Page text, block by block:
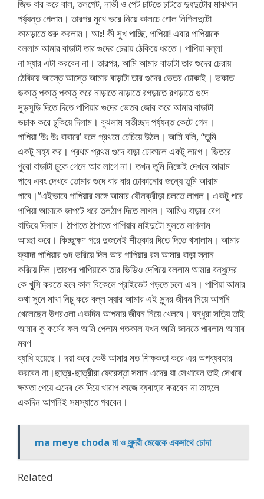
জিভ বার করে বাল, তলপেট, নাভী ও পেট চাটতে চাটতে দুধদুটোর মাঝখান
পর্য্যন্ত গেলাম। তারপর মুখে ভরে নিয়ে কালচে গোল নিপিলদুটো
কামড়াতে শুরু করলাম। আঃ! কী সুখ পাচ্ছি, পাপিয়া! এবার পাপিয়াকে
বললাম আমার বাড়াটা তার গুদের চেরায় ঠেকিয়ে ধরতে। পাপিয়া বল্লা
না স্যার এটা করবেন না। তারপর, আমি আমার বাড়াটা তার গুদের চেরায়
ঠেকিয়ে আস্তে আস্তে আমার বাড়াটা তার গুদের ভেতর ঢোকাই। ভকাত
ভকাত্ পকাত্ পকাত্ করে নাড়াতে নাড়াতে রগড়াতে রগড়াতে গুদে
সুড়সুড়ি দিতে দিতে পাপিয়ার গুদের ভেতর জোর করে আমার বাড়াটা
ভচাক করে ঢুকিয়ে দিলাম। বুঝলাম সতীচ্ছদ পর্য্যন্ত কেটে গেল।
পাপিয়া ‘উঃ উঃ বাবারে’ বলে প্রথমে চেচিয়ে উঠল। আমি বলি, “তুমি
একটু সহ্য কর। প্রথম প্রথম গুদে বাড়া ঢোকালে একটু লাগে। ভিতরে
পুরো বাড়াটা ঢুকে গেলে আর লাগে না। তখন তুমি নিজেই দেখবে আরাম
পাবে এবং দেখবে তোমার গুদে বার বার ঢোকানোর জন্যে তুমি আরাম
পাবে।”এইভাবে পাপিয়ার সঙ্গে আমার যৌনক্রীড়া চলতে লাগল। একটু পরে
পাপিয়া আমাকে জাপটে ধরে তলঠাপ দিতে লাগল। আমিও বাড়ার বেগ
বাড়িয়ে দিলাম। ঠাপাতে ঠাপাতে পাপিয়ার মাইদুটো মুলতে লাগলাম
আচ্ছা করে। কিচ্ছুক্ষণ পরে দুজনেই শীত্কার দিতে দিতে খসালাম। আমার
ফ্যাদা পাপিয়ার গুদ ভরিয়ে দিল আর পাপিয়ার রস আমার বাড়া স্নান
করিয়ে দিল।তারপর পাপিয়াকে তার ভিডিও দেখিয়ে বললাম আমার বন্ধুদের
কে খুসি করতে হবে কাল বিকেলে প্রাইভেট পড়তে চলে এস। পাপিয়া আমার
কথা সুনে মাথা নিচু করে বল্ল স্যার আমার এই সুন্দর জীবন নিয়ে আপনি
খেলেছেন উপরওলা একদিন আপনার জীবন নিয়ে খেলবে। বন্ধুরা সত্যি তাই
আমার কু কর্মের ফল আমি পেলাম গতকাল যখন আমি জানতে পারলাম আমার
মরণ
ব্যাধি হয়েছে। দয়া করে কেউ আমার মত শিক্ষকতা করে এর অপব্যবহার
করবেন না।ছাত্র-ছাত্রীরা ফেরেস্তা সমান এদের যা সেখাবেন তাই সেখবে
ক্ষমতা পেয়ে এদের কে দিয়ে খারাপ কাজে ব্যবাহার করবেন না তাহলে
একদিন আপনিই সমস্যাতে পরবেন।
ma meye choda মা ও সুন্দরী মেয়েকে একসাথে চোদা
Related